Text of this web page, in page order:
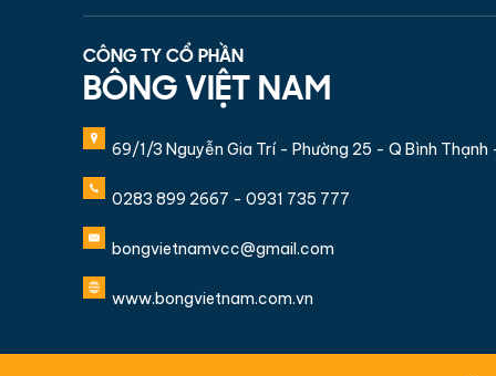
CÔNG TY CỔ PHẦN
BÔNG VIỆT NAM
69/1/3 Nguyễn Gia Trí - Phường 25 - Q Bình Thạnh
0283 899 2667 - 0931 735 777
bongvietnamvcc@gmail.com
www.bongvietnam.com.vn